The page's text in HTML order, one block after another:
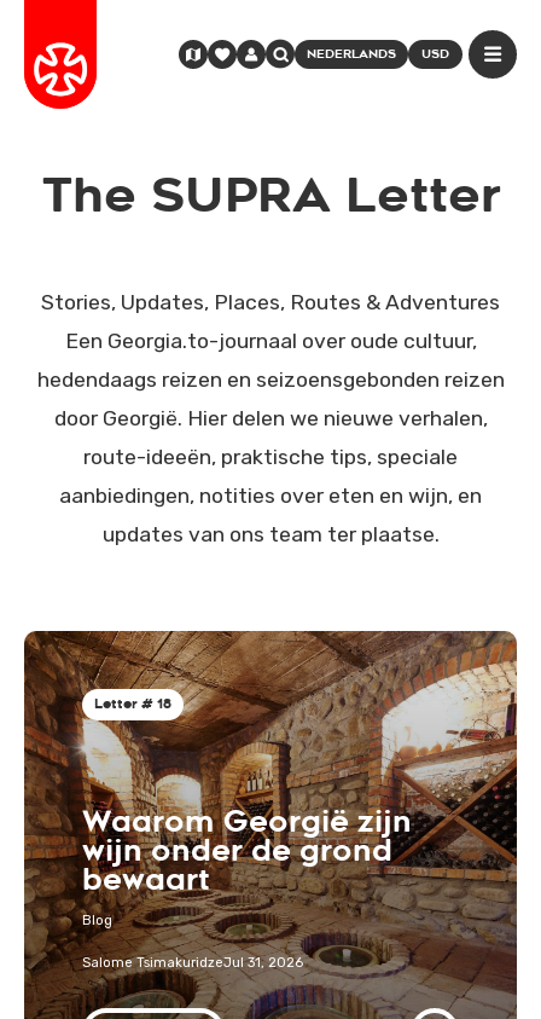
NEDERLANDS USD
The SUPRA Letter
Stories, Updates, Places, Routes & Adventures
Een Georgia.to-journaal over oude cultuur,
hedendaags reizen en seizoensgebonden reizen
door Georgië. Hier delen we nieuwe verhalen,
route-ideeën, praktische tips, speciale
aanbiedingen, notities over eten en wijn, en
updates van ons team ter plaatse.
Letter # 18
Waarom Georgië zijn
wijn onder de grond
bewaart
Blog
Salome TsimakuridzeJul 31, 2026